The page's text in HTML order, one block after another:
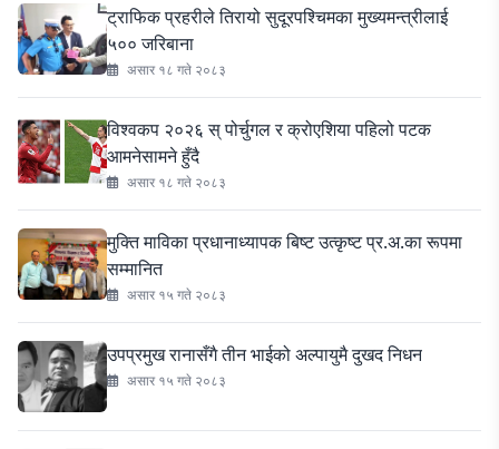
ट्राफिक प्रहरीले तिरायो सुदूरपश्चिमका मुख्यमन्त्रीलाई
५०० जरिबाना
असार १८ गते २०८३
विश्वकप २०२६ स् पोर्चुगल र क्रोएशिया पहिलो पटक
आमनेसामने हुँदै
असार १८ गते २०८३
मुक्ति माविका प्रधानाध्यापक बिष्ट उत्कृष्ट प्र.अ.का रूपमा
सम्मानित
असार १५ गते २०८३
उपप्रमुख रानासँगै तीन भाईको अल्पायुमै दुखद निधन
असार १५ गते २०८३